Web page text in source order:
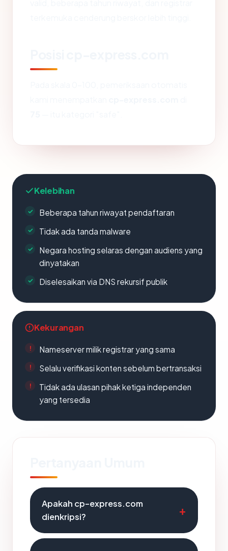
Kelebihan
Beberapa tahun riwayat pendaftaran
Tidak ada tanda malware
Negara hosting selaras dengan audiens yang
dinyatakan
Diselesaikan via DNS rekursif publik
Kekurangan
Nameserver milik registrar yang sama
Selalu verifikasi konten sebelum bertransaksi
Tidak ada ulasan pihak ketiga independen
yang tersedia
Apakah cp-express.com
dienkripsi?